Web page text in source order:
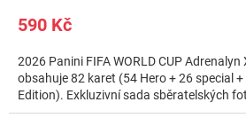
590 Kč
2026 Panini FIFA WORLD CUP Adrenalyn
obsahuje 82 karet (54 Hero + 26 special
Edition). Exkluzivní sada sběratelských